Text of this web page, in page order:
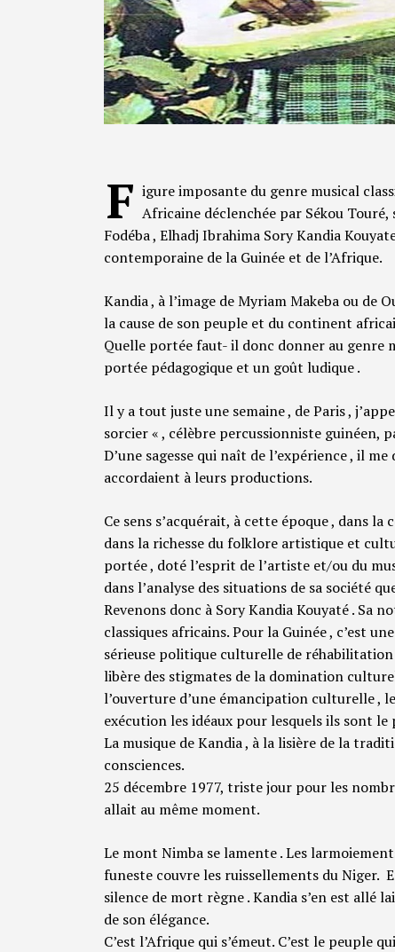
F igure imposante du genre musical
Africaine déclenchée par Sékou
Fodéba , Elhadj Ibrahima Sory Kandia
contemporaine de la Guinée et de l’Afrique.
Kandia , à l’image de Myriam Makeba ou
la cause de son peuple et du continent
Quelle portée faut- il donc donner au genre
portée pédagogique et un goût ludique .
Il y a tout juste une semaine , de Paris ,
sorcier « , célèbre percussionniste guinéen,
D’une sagesse qui naît de l’expérience , il
accordaient à leurs productions.
Ce sens s’acquérait, à cette époque , dans
dans la richesse du folklore artistique et
portée , doté l’esprit de l’artiste et/ou du
dans l’analyse des situations de sa société
Revenons donc à Sory Kandia Kouyaté . Sa
classiques africains. Pour la Guinée , c’est
sérieuse politique culturelle de
libère des stigmates de la domination
l’ouverture d’une émancipation culturelle ,
exécution les idéaux pour lesquels ils sont
La musique de Kandia , à la lisière de la
consciences.
25 décembre 1977, triste jour pour les
allait au même moment.
Le mont Nimba se lamente . Les
funeste couvre les ruissellements du Niger.
silence de mort règne . Kandia s’en est allé
de son élégance.
C’est l’Afrique qui s’émeut. C’est le